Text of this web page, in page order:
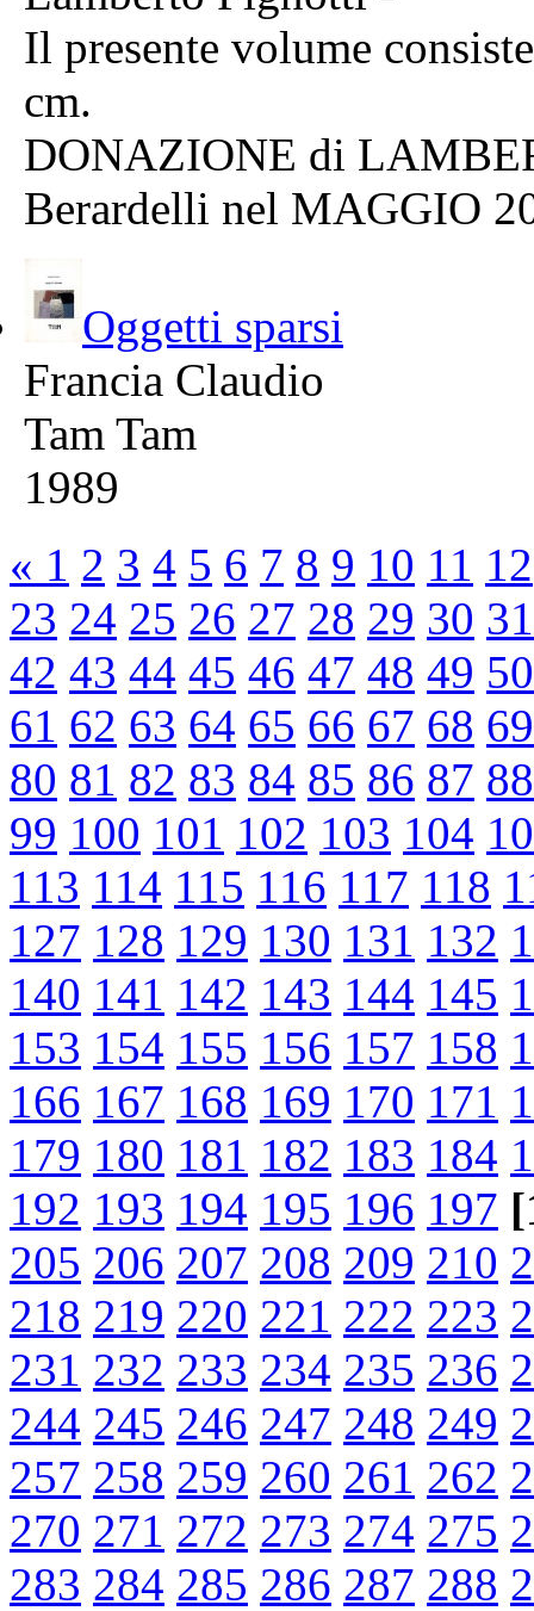
Il presente volume
cm.
DONAZIONE di
Berardelli nel MAGGIO
Oggetti sparsi
Francia Claudio
Tam Tam
1989
« 1 2 3 4 5 6 7 8 9 10 11 12
23 24 25 26 27 28 29 30 31
42 43 44 45 46 47 48 49 50
61 62 63 64 65 66 67 68 69
80 81 82 83 84 85 86 87 88
99 100 101 102 103 104
113 114 115 116 117 118
127 128 129 130 131 132
140 141 142 143 144 145
153 154 155 156 157 158
166 167 168 169 170 171
179 180 181 182 183 184
192 193 194 195 196 197
205 206 207 208 209 210
218 219 220 221 222 223
231 232 233 234 235 236
244 245 246 247 248 249
257 258 259 260 261 262
270 271 272 273 274 275
283 284 285 286 287 288